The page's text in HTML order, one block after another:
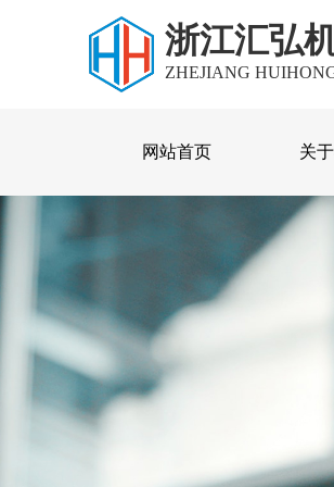
浙江汇弘
ZHEJIANG
网站首页 关